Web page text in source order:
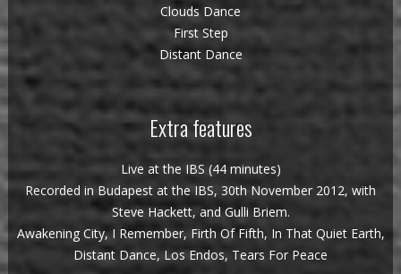
Clouds Dance
First Step
Distant Dance
Extra features
Live at the IBS (44 minutes)
Recorded in Budapest at the IBS, 30th November 2012, with
Steve Hackett, and Gulli Briem.
Awakening City, I Remember, Firth Of Fifth, In That Quiet Earth,
Distant Dance, Los Endos, Tears For Peace